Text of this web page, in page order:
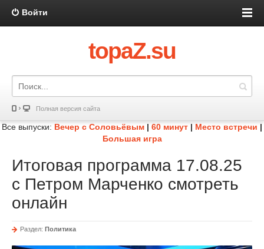
Войти
topaZ.su
Полная версия сайта
Все выпуски: Вечер с Соловьёвым | 60 минут | Место встречи |
Большая игра
Итоговая программа 17.08.25
с Петром Марченко смотреть
онлайн
Раздел: Политика